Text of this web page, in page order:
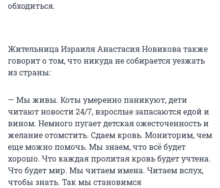
обходиться.
Жительница Израиля Анастасия Новикова также
говорит о том, что никуда не собирается уезжать
из страны:
— Мы живы. Коты умеренно паникуют, дети
читают новости 24/7, взрослые запасаются едой и
вином. Немного пугает детская ожесточенность и
желание отомстить. Сдаем кровь. Мониторим, чем
еще можно помочь. Мы знаем, что всё будет
хорошо. Что каждая пролитая кровь будет учтена.
Что будет мир. Мы читаем имена. Читаем вслух,
чтобы знать. Так мы становимся